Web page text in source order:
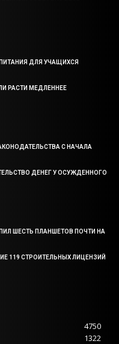
ДЛЯ УЧАЩИХСЯ
РАСТИ МЕДЛЕННЕЕ
С НАЧАЛА
ДЕНЕГ У ОСУЖДЕННОГО
ШЕСТЬ ПЛАНШЕТОВ ПОЧТИ НА
119 СТРОИТЕЛЬНЫХ ЛИЦЕНЗИЙ
4750
1322